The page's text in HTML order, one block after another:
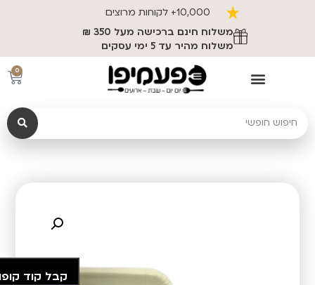
10,000+ לקוחות מרוצים
משלוח חינם ברכישה מעל 350 ₪
משלוח מהיר עד 5 ימי עסקים
0
קבל קוד